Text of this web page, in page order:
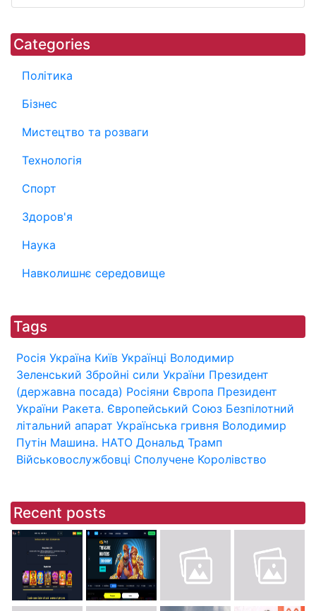
Categories
Політика
Бізнес
Мистецтво та розваги
Технологія
Спорт
Здоров'я
Наука
Навколишнє середовище
Tags
Росія Україна Київ Українці Володимир
Зеленський Збройні сили України Президент
(державна посада) Росіяни Європа Президент
України Ракета. Європейський Союз Безпілотний
літальний апарат Українська гривня Володимир
Путін Машина. НАТО Дональд Трамп
Військовослужбовці Сполучене Королівство
Recent posts